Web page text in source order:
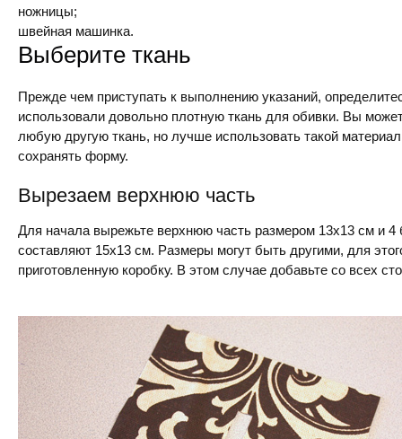
ножницы;
швейная машинка.
Выберите ткань
Прежде чем приступать к выполнению указаний,
использовали довольно плотную ткань для обивки. Вы
любую другую ткань, но лучше использовать такой
сохранять форму.
Вырезаем верхнюю часть
Для начала вырежьте верхнюю часть размером 13х13 см и
составляют 15х13 см. Размеры могут быть другими, для
приготовленную коробку. В этом случае добавьте со всех